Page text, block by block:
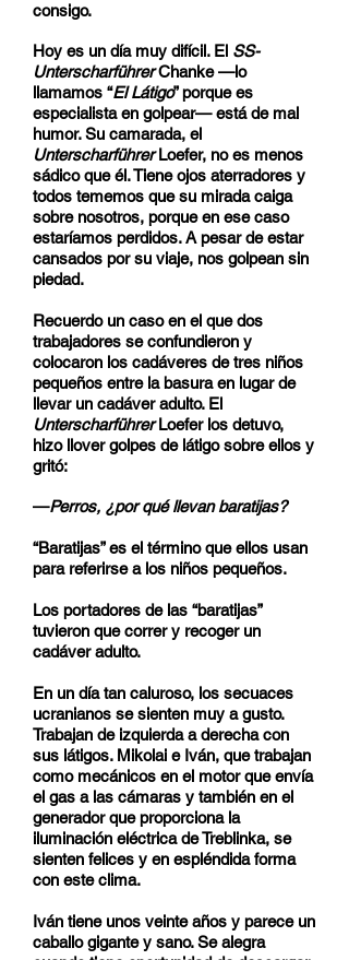
consigo.
Hoy es un día muy difícil. El SS-
UnterscharführerChanke —lo
llamamos “El Látigo” porque es
especialista en golpear— está de mal
humor. Su camarada, el
UnterscharführerLoefer, no es menos
sádico que él. Tiene ojos aterradores y
todos tememos que su mirada caiga
sobre nosotros, porque en ese caso
estaríamos perdidos. A pesar de estar
cansados por su viaje, nos golpean sin
piedad.
Recuerdo un caso en el que dos
trabajadores se confundieron y
colocaron los cadáveres de tres niños
pequeños entre la basura en lugar de
llevar un cadáver adulto. El
UnterscharführerLoefer los detuvo,
hizo llover golpes de látigo sobre ellos y
gritó:
—Perros, ¿por qué llevan baratijas?
“Baratijas” es el término que ellos usan
para referirse a los niños pequeños.
Los portadores de las “baratijas”
tuvieron que correr y recoger un
cadáver adulto.
En un día tan caluroso, los secuaces
ucranianos se sienten muy a gusto.
Trabajan de izquierda a derecha con
sus látigos. Mikolai e Iván, que trabajan
como mecánicos en el motor que envía
el gas a las cámaras y también en el
generador que proporciona la
iluminación eléctrica de Treblinka, se
sienten felices y en espléndida forma
con este clima.
Iván tiene unos veinte años y parece un
caballo gigante y sano. Se alegra